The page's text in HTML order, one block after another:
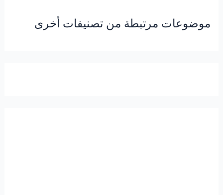
موضوعات مرتبطة من تصنيفات أخرى